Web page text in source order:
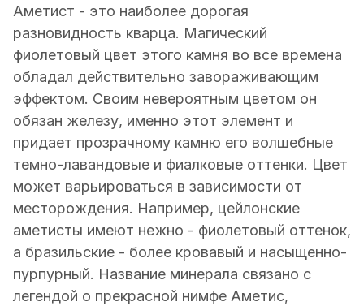
Аметист - это наиболее дорогая
разновидность кварца. Магический
фиолетовый цвет этого камня во все времена
обладал действительно завораживающим
эффектом. Своим невероятным цветом он
обязан железу, именно этот элемент и
придает прозрачному камню его волшебные
темно-лавандовые и фиалковые оттенки. Цвет
может варьироваться в зависимости от
месторождения. Например, цейлонские
аметисты имеют нежно - фиолетовый оттенок,
а бразильские - более кровавый и насыщенно-
пурпурный. Название минерала связано с
легендой о прекрасной нимфе Аметис,